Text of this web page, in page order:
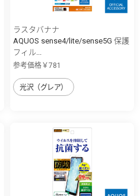
ラスタバナナ
AQUOS sense4/lite/sense5G 保護
フィル...
参考価格￥781
光沢（グレア）